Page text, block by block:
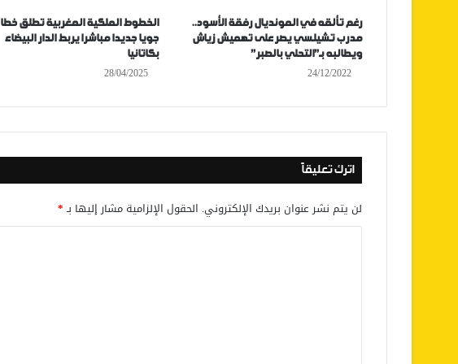
رغم تألقه في المونديال رفقة الأسود..
مدرب تشيلسي يصر على تهميش زياش
ويطالبه بـ”التحلي بالصبر”
24/12/2022
الخطوط الملكية المغربية تطلق خطا
جويا جديدا مباشرا يربط الدار البيضاء
بكاتانيا
28/04/2025
اترك تعليقاً
لن يتم نشر عنوان بريدك الإلكتروني. الحقول الإلزامية مشار إليها بـ*